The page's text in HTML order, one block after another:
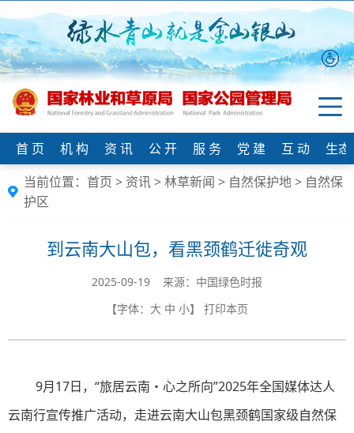
首 页 机 构 资 讯 公 开 服 务 党 建 互 动
生
当前位置： 首页 > 资讯>林草新闻 > 自然保护地> 自然保
护区
到云南大山包，看黑颈鹤迁徙奇观
2025-09-19 来源：中国绿色时报
【字体： 大 中 小】 打印本页
9月17日，“旅居云南・心之所向”2025年全国媒体达人
云南行宣传推广活动，走进云南大山包黑颈鹤国家级自然保